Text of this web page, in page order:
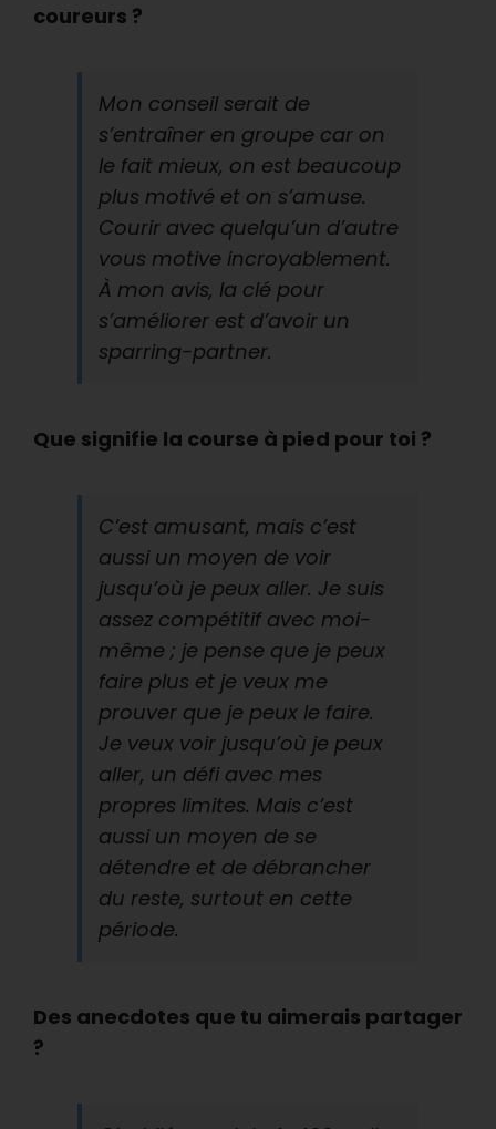
coureurs ?
Mon conseil serait de
s’entraîner en groupe car on
le fait mieux, on est beaucoup
plus motivé et on s’amuse.
Courir avec quelqu’un d’autre
vous motive incroyablement.
À mon avis, la clé pour
s’améliorer est d’avoir un
sparring-partner.
Que signifie la course à pied pour toi ?
C’est amusant, mais c’est
aussi un moyen de voir
jusqu’où je peux aller. Je suis
assez compétitif avec moi-
même ; je pense que je peux
faire plus et je veux me
prouver que je peux le faire.
Je veux voir jusqu’où je peux
aller, un défi avec mes
propres limites. Mais c’est
aussi un moyen de se
détendre et de débrancher
du reste, surtout en cette
période.
Des anecdotes que tu aimerais partager
?